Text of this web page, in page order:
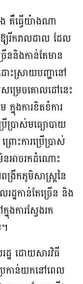
គឺធ្វើយ៉ាងណា
រីករាលដាល ដែល
ននិងកាន់តែមាន
ោះស្រាយបញ្ហានៅ
សម្រេចគោលដៅនេះ
ក្នុងការខិតខំការ
ប្រាស់មធ្យោបាយ
ោះការប្រើប្រាស់
អាចរកដំណោះ
ង្រីកភូមិសាស្ត្រនៃ
ឋកាន់តែច្រើន និង
ងការស្វែងរក
ដ្ឋ ដោយសារវិធី
ប្រកាន់យកនៅពេល